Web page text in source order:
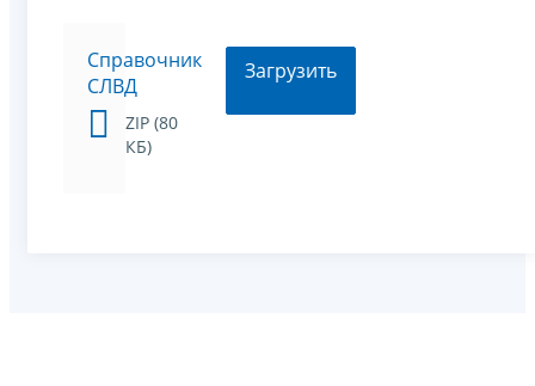
Справочник
СЛВД
ZIP (80
КБ)
Загрузить